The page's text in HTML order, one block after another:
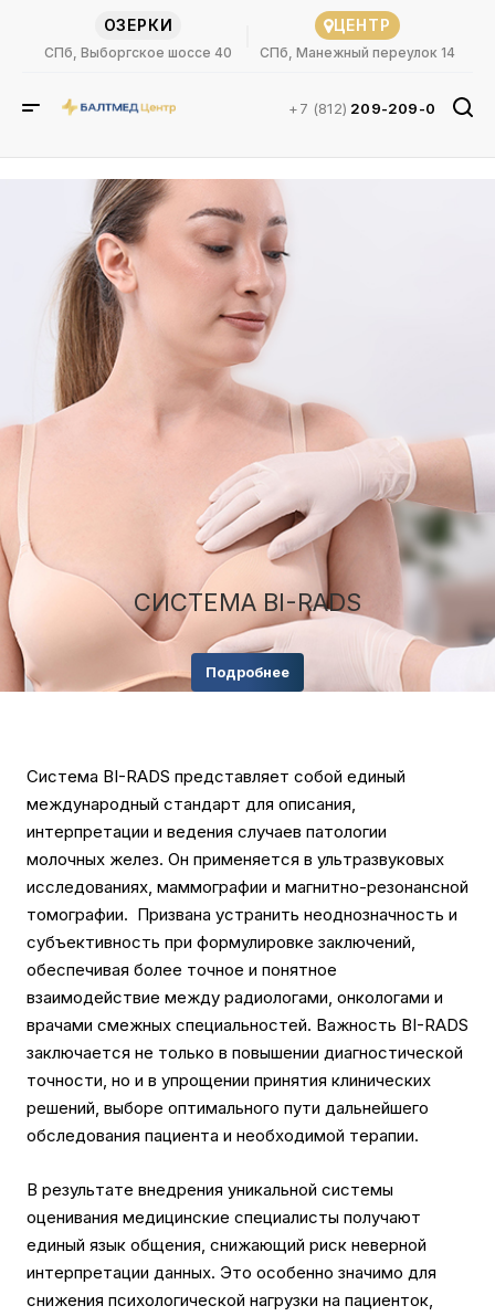
ОЗЕРКИ
СПб, Выборгское шоссе 40
ЦЕНТР
СПб, Манежный переулок 14
+7 (812) 209-209-0
СИСТЕМА BI-RADS
Подробнее
Система BI-RADS представляет собой единый
международный стандарт для описания,
интерпретации и ведения случаев патологии
молочных желез. Он применяется в ультразвуковых
исследованиях, маммографии и магнитно-резонансной
томографии. Призвана устранить неоднозначность и
субъективность при формулировке заключений,
обеспечивая более точное и понятное
взаимодействие между радиологами, онкологами и
врачами смежных специальностей. Важность BI-RADS
заключается не только в повышении диагностической
точности, но и в упрощении принятия клинических
решений, выборе оптимального пути дальнейшего
обследования пациента и необходимой терапии.
В результате внедрения уникальной системы
оценивания медицинские специалисты получают
единый язык общения, снижающий риск неверной
интерпретации данных. Это особенно значимо для
снижения психологической нагрузки на пациенток,